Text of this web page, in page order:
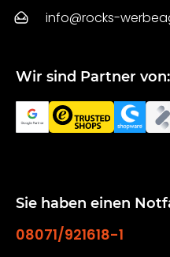
info@rocks-
Wir sind Partner von:
Sie haben einen
08071/921618-1